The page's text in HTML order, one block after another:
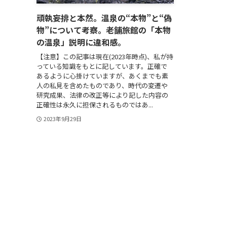
頑執妄排と本然。温泉の“本物”と“偽
物”について考察。老舗旅館の「本物
の温泉」説明に違和感。
【注意】この記事は現在(2023年時点)、私が持
っている知識をもとに記しています。正確で
あるように心掛けていますが、あくまでも素
人の私見を含めたものであり、時代の変遷や
研究成果、法律の改正等により記した内容の
正確性は永久に担保されるものではあ...
2023年9月29日